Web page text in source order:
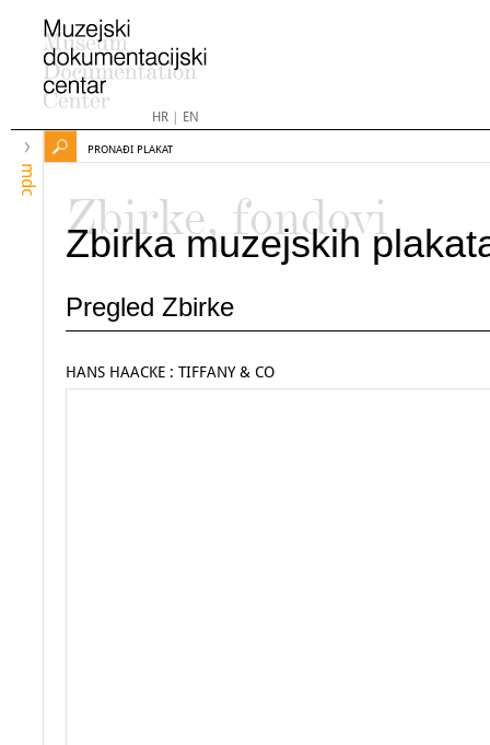
HR| EN
mdc
PRONAĐI PLAKAT
Zbirke, fondovi
Zbirka muzejskih
Pregled Zbirke
HANS HAACKE : TIFFANY & CO